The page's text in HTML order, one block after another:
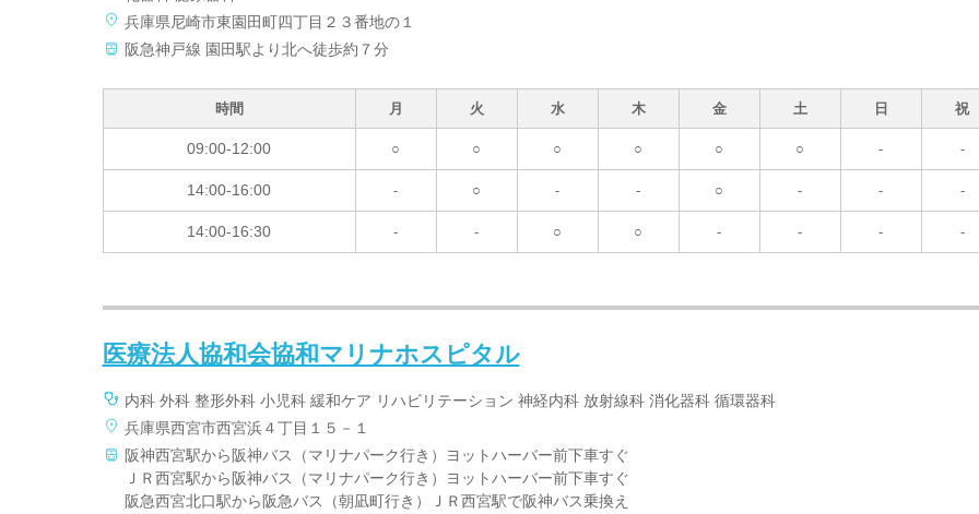
兵庫県尼崎市東園田町四丁目２３番地の１
阪急神戸線 園田駅より北へ徒歩約７分
時間 月 火 水 木 金 土 日 祝
09:00-12:00 ○ ○ ○ ○ ○ ○ - -
14:00-16:00 - ○ - - ○ - - -
14:00-16:30 - - ○ ○ - - - -
医療法人協和会協和マリナホスピタル
内科 外科 整形外科 小児科 緩和ケア リハビリテーション 神経内科 放射線科 消化器科 循環器科
兵庫県西宮市西宮浜４丁目１５－１
阪神西宮駅から阪神バス（マリナパーク行き）ヨットハーバー前下車すぐ
ＪＲ西宮駅から阪神バス（マリナパーク行き）ヨットハーバー前下車すぐ
阪急西宮北口駅から阪急バス（朝凪町行き）ＪＲ西宮駅で阪神バス乗換え